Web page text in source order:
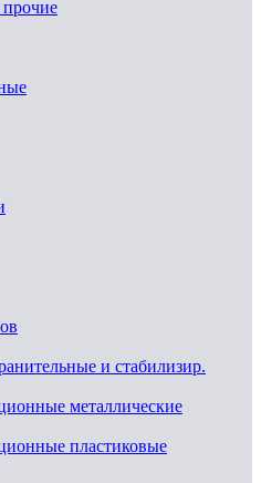
и стабилизир.
металлические
пластиковые